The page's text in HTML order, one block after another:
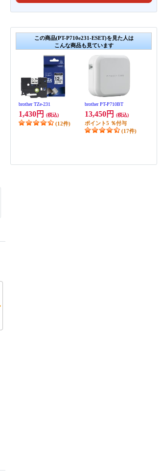
この商品(PT-P710e231-ESET)を見た人は
こんな商品も見ています
brother TZe-231
1,430円 (税込)
(12件)
brother PT-P710BT
13,450円 (税込)
ポイント5 ％付与
(17件)